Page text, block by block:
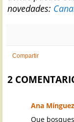
novedades:
Compartir
2
Ana
Que